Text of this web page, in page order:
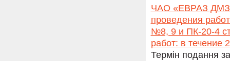
ЧАО «ЕВРАЗ ДМЗ»
проведения
№8, 9 и ПК-20-4
работ: в течение
Термін подання